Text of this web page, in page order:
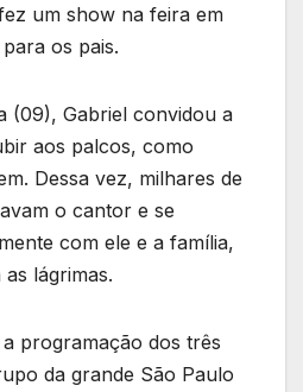
um show na feira em
os pais.
(09), Gabriel convidou a
aos palcos, como
Dessa vez, milhares de
o cantor e se
com ele e a família,
lágrimas.
programação dos três
da grande São Paulo